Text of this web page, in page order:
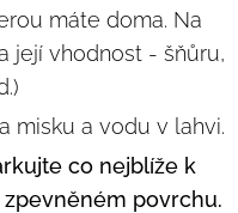
máte doma. Na
její vhodnost - šňůru,
misku a vodu v lahvi.
co nejblíže k
povrchu.